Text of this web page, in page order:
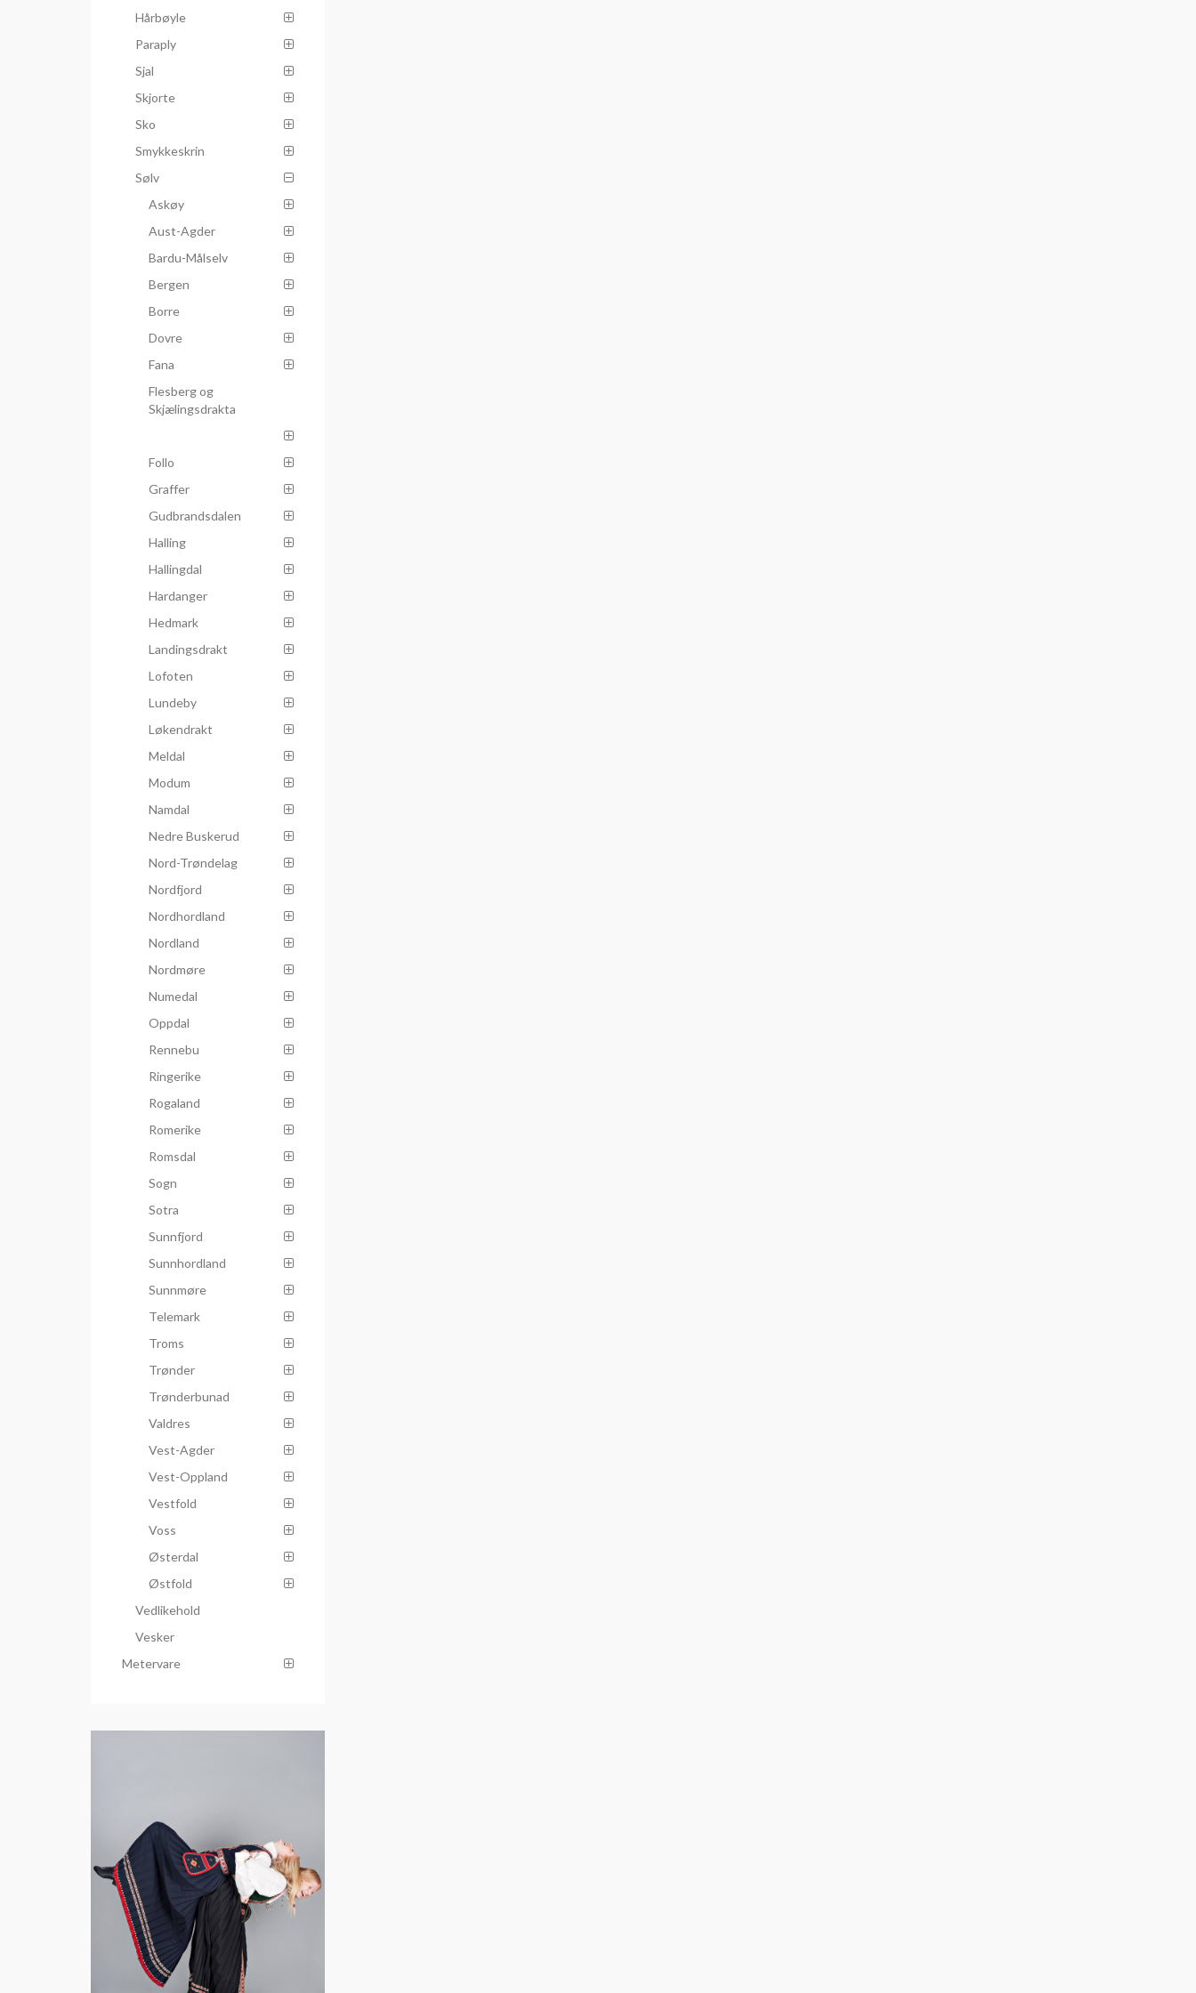
Hårbøyle
Paraply
Sjal
Skjorte
Sko
Smykkeskrin
Sølv
Askøy
Aust-Agder
Bardu-Målselv
Bergen
Borre
Dovre
Fana
Flesberg og
Skjælingsdrakta
Follo
Graffer
Gudbrandsdalen
Halling
Hallingdal
Hardanger
Hedmark
Landingsdrakt
Lofoten
Lundeby
Løkendrakt
Meldal
Modum
Namdal
Nedre Buskerud
Nord-Trøndelag
Nordfjord
Nordhordland
Nordland
Nordmøre
Numedal
Oppdal
Rennebu
Ringerike
Rogaland
Romerike
Romsdal
Sogn
Sotra
Sunnfjord
Sunnhordland
Sunnmøre
Telemark
Troms
Trønder
Trønderbunad
Valdres
Vest-Agder
Vest-Oppland
Vestfold
Voss
Østerdal
Østfold
Vedlikehold
Vesker
Metervare